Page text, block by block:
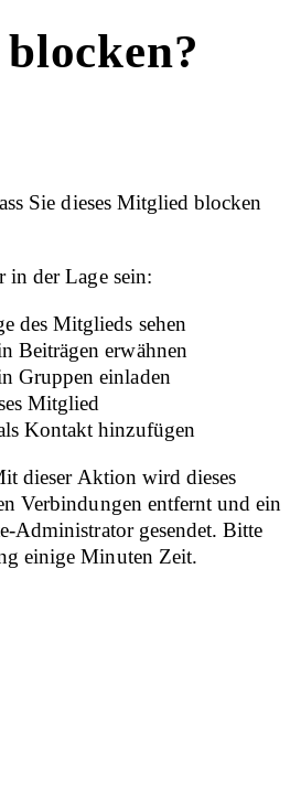
Sie dieses Mitglied blocken
in der Lage sein:
des Mitglieds sehen
Beiträgen erwähnen
Gruppen einladen
Mitglied
Kontakt hinzufügen
dieser Aktion wird dieses
Verbindungen entfernt und ein
Administrator gesendet. Bitte
einige Minuten Zeit.